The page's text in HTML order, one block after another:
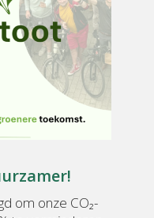
om onze CO₂-